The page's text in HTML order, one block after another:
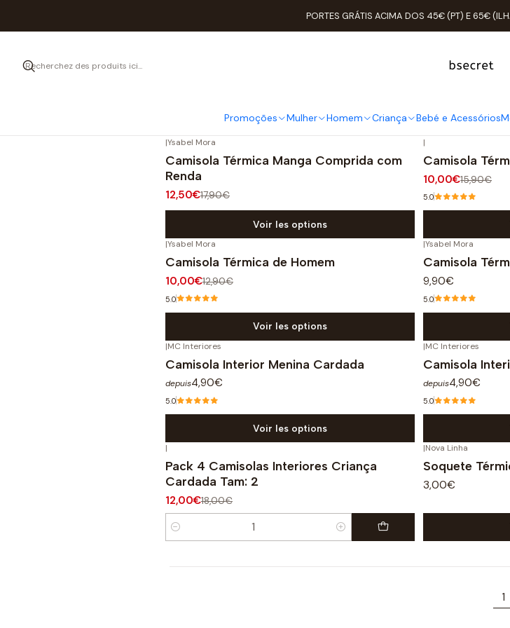
Promoções Mulher Homem Criança Bebé e Acessórios
PORTES GRÁTIS ACIMA DOS 45€ (PT) E 65€
Accueil
Térmico
|Ysabel Mora
Camisola Térmica Manga Comprida com
Renda
12,50€17,90€
Voir les options
|
Camisola
10,00€15,90€
5.0
|Ysabel Mora
Camisola Térmica de Homem
10,00€12,90€
5.0
Voir les options
|Ysabel Mora
Camisola
9,90€
5.0
|MC Interiores
Camisola Interior Menina Cardada
depuis4,90€
5.0
Voir les options
|MC Interiores
Camisola
depuis4,90€
5.0
|
Pack 4 Camisolas Interiores Criança
Cardada Tam: 2
12,00€18,00€
Quantité
|Nova Linha
Soquete
3,00€
1